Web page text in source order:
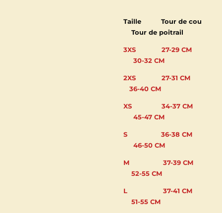
Taille
Tour de cou
Tour de poitrail
3XS 27-29 CM
30-32 CM
2XS 27-31 CM
36-40 CM
XS 34-37 CM
45-47 CM
S 36-38 CM
46-50 CM
M 37-39 CM
52-55 CM
L 37-41 CM
51-55 CM